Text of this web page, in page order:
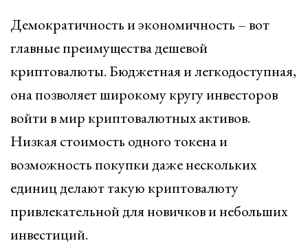
Демократичность и экономичность – вот
главные преимущества дешевой
криптовалюты. Бюджетная и легкодоступная,
она позволяет широкому кругу инвесторов
войти в мир криптовалютных активов.
Низкая стоимость одного токена и
возможность покупки даже нескольких
единиц делают такую криптовалюту
привлекательной для новичков и небольших
инвестиций.